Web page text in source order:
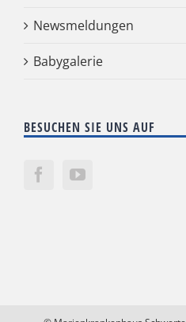
Newsmeldungen
Babygalerie
BESUCHEN SIE UNS AUF